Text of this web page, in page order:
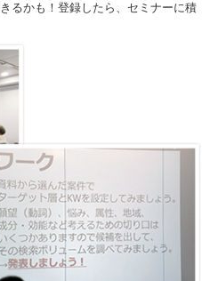
るかも！登録したら、セミナーに積